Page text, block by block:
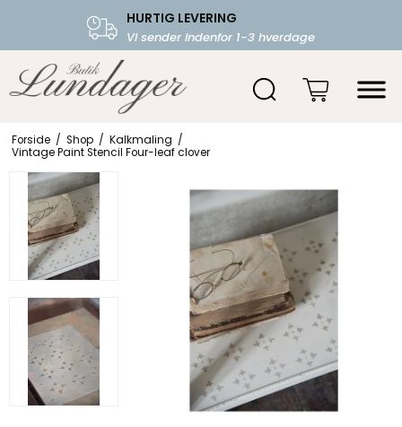
HURTIG LEVERING
Vi sender indenfor 1-3 hverdage
FRI FRAGT OVER 599.-
Starter fra 39,-
Forside / Shop / Kalkmaling /
Vintage Paint Stencil Four-leaf clover